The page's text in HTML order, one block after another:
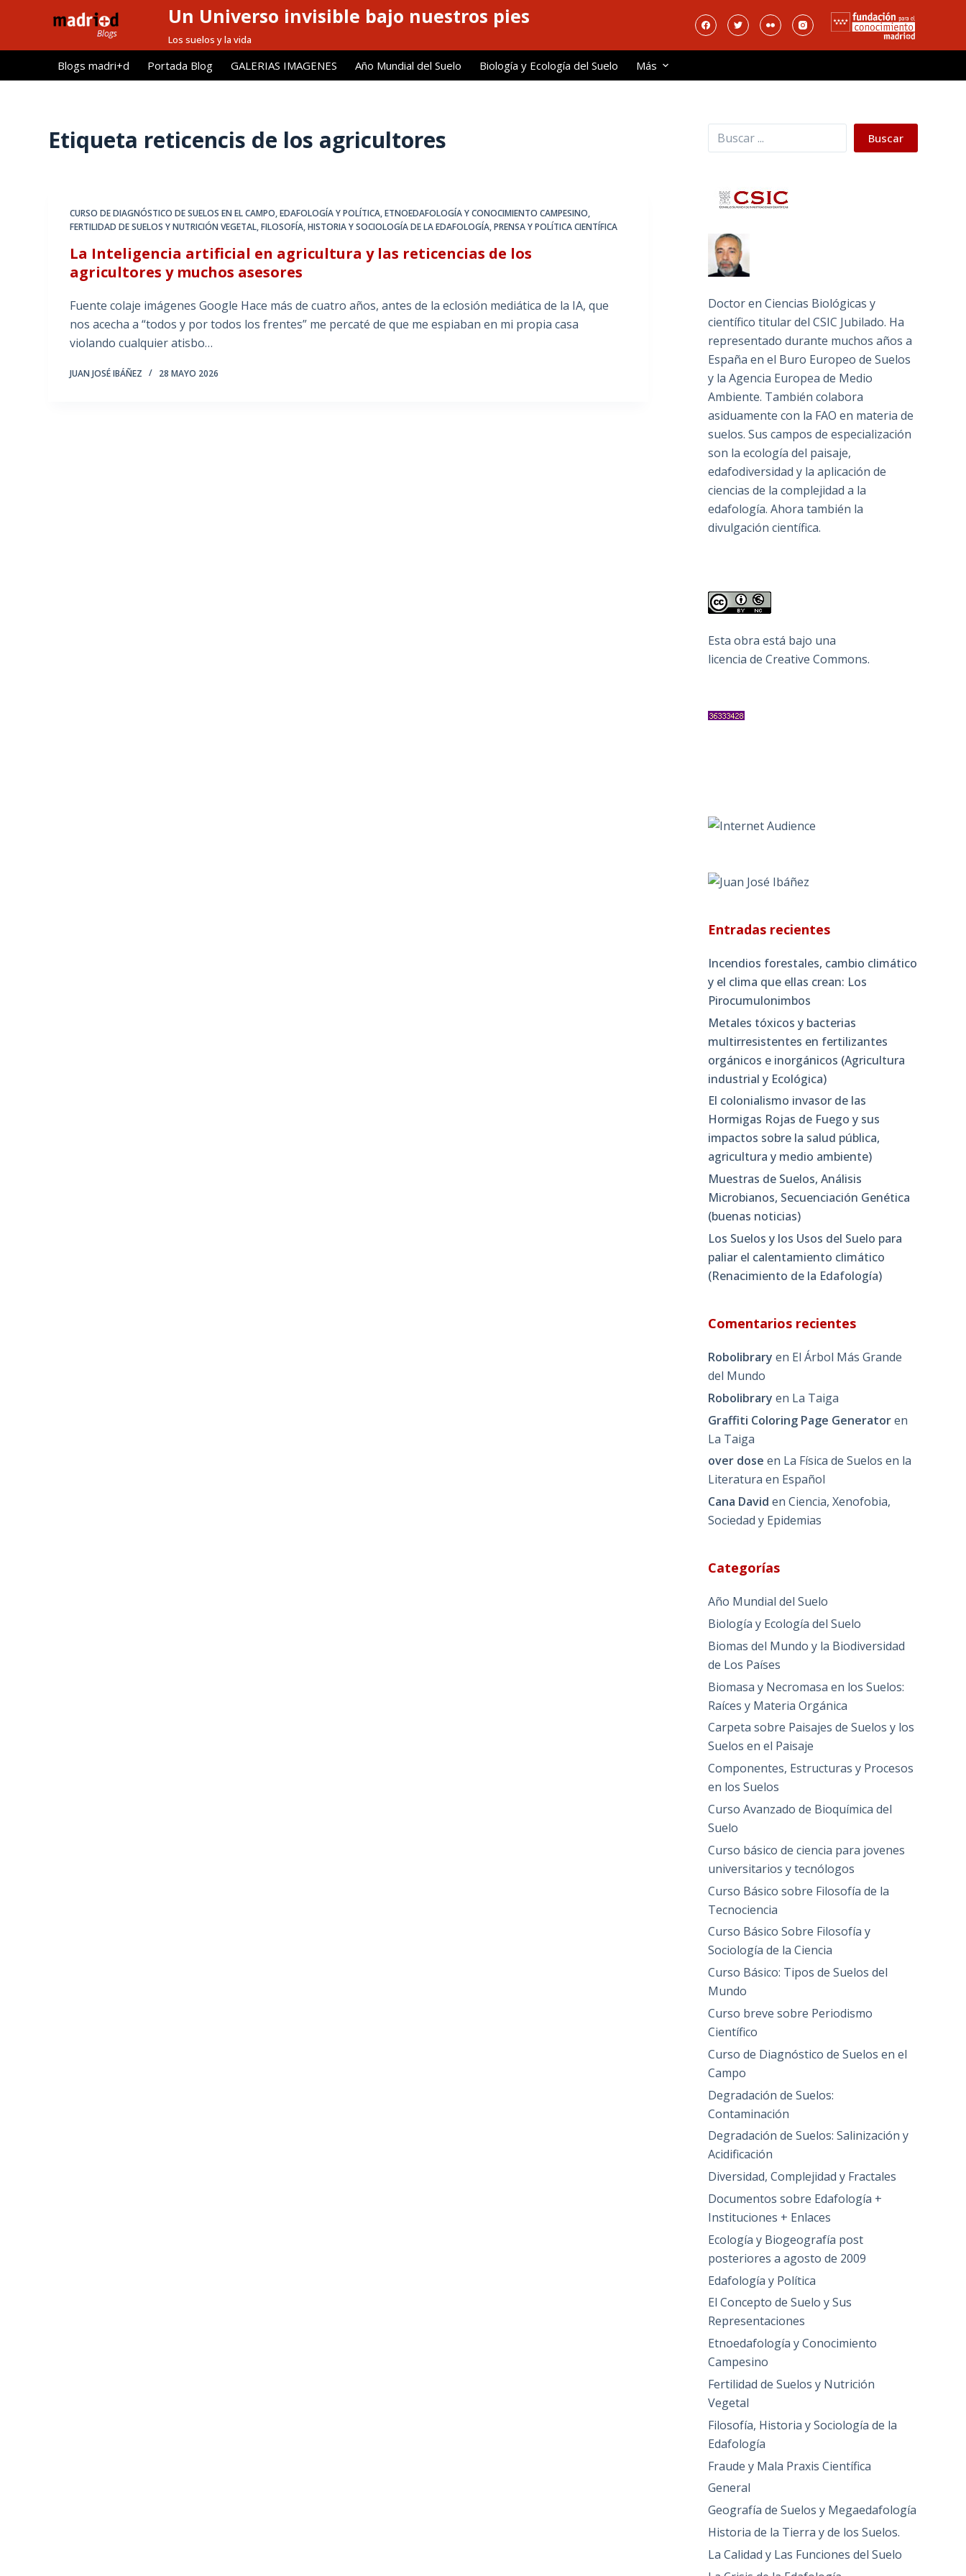
l
Un Universo invisible bajo nuestros pies
Los suelos y la vida
Blogs madri+d Portada Blog GALERIAS IMAGENES Año Mundial del Suelo Biología y Ecología del Suelo Más
Etiqueta reticencis de los agricultores
CURSO DE DIAGNÓSTICO DE SUELOS EN EL CAMPO,EDAFOLOGÍA Y POLÍTICA,ETNOEDAFOLOGÍA Y CONOCIMIENTO CAMPESINO,
FERTILIDAD DE SUELOS Y NUTRICIÓN VEGETAL,FILOSOFÍA, HISTORIA Y SOCIOLOGÍA DE LA EDAFOLOGÍA,PRENSA Y POLÍTICA CIENTÍFICA
La Inteligencia artificial en agricultura y las reticencias de los
agricultores y muchos asesores
Fuente colaje imágenes Google Hace más de cuatro años, antes de la eclosión mediática de la IA, que
nos acecha a “todos y por todos los frentes” me percaté de que me espiaban en mi propia casa
violando cualquier atisbo…
JUAN JOSÉ IBÁÑEZ 28 MAYO 2026
Buscar Buscar
Doctor en Ciencias Biológicas y
científico titular del CSIC Jubilado. Ha
representado durante muchos años a
España en el Buro Europeo de Suelos
y la Agencia Europea de Medio
Ambiente. También colabora
asiduamente con la FAO en materia de
suelos. Sus campos de especialización
son la ecología del paisaje,
edafodiversidad y la aplicación de
ciencias de la complejidad a la
edafología. Ahora también la
divulgación científica.
Esta obra está bajo una
licencia de Creative Commons.
Entradas recientes
Incendios forestales, cambio climático
y el clima que ellas crean: Los
Pirocumulonimbos
Metales tóxicos y bacterias
multirresistentes en fertilizantes
orgánicos e inorgánicos (Agricultura
industrial y Ecológica)
El colonialismo invasor de las
Hormigas Rojas de Fuego y sus
impactos sobre la salud pública,
agricultura y medio ambiente)
Muestras de Suelos, Análisis
Microbianos, Secuenciación Genética
(buenas noticias)
Los Suelos y los Usos del Suelo para
paliar el calentamiento climático
(Renacimiento de la Edafología)
Comentarios recientes
Robolibrary en El Árbol Más Grande
del Mundo
Robolibrary en La Taiga
Graffiti Coloring Page Generatoren
La Taiga
over dose en La Física de Suelos en la
Literatura en Español
Cana David enCiencia, Xenofobia,
Sociedad y Epidemias
Categorías
Año Mundial del Suelo
Biología y Ecología del Suelo
Biomas del Mundo y la Biodiversidad
de Los Países
Biomasa y Necromasa en los Suelos:
Raíces y Materia Orgánica
Carpeta sobre Paisajes de Suelos y los
Suelos en el Paisaje
Componentes, Estructuras y Procesos
en los Suelos
Curso Avanzado de Bioquímica del
Suelo
Curso básico de ciencia para jovenes
universitarios y tecnólogos
Curso Básico sobre Filosofía de la
Tecnociencia
Curso Básico Sobre Filosofía y
Sociología de la Ciencia
Curso Básico: Tipos de Suelos del
Mundo
Curso breve sobre Periodismo
Científico
Curso de Diagnóstico de Suelos en el
Campo
Degradación de Suelos:
Contaminación
Degradación de Suelos: Salinización y
Acidificación
Diversidad, Complejidad y Fractales
Documentos sobre Edafología +
Instituciones + Enlaces
Ecología y Biogeografía post
posteriores a agosto de 2009
Edafología y Política
El Concepto de Suelo y Sus
Representaciones
Etnoedafología y Conocimiento
Campesino
Fertilidad de Suelos y Nutrición
Vegetal
Filosofía, Historia y Sociología de la
Edafología
Fraude y Mala Praxis Científica
General
Geografía de Suelos y Megaedafología
Historia de la Tierra y de los Suelos.
La Calidad y Las Funciones del Suelo